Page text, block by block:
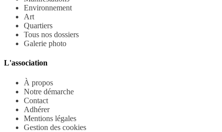
Environnement
Art
Quartiers
Tous nos dossiers
Galerie photo
L'association
À propos
Notre démarche
Contact
Adhérer
Mentions légales
Gestion des cookies